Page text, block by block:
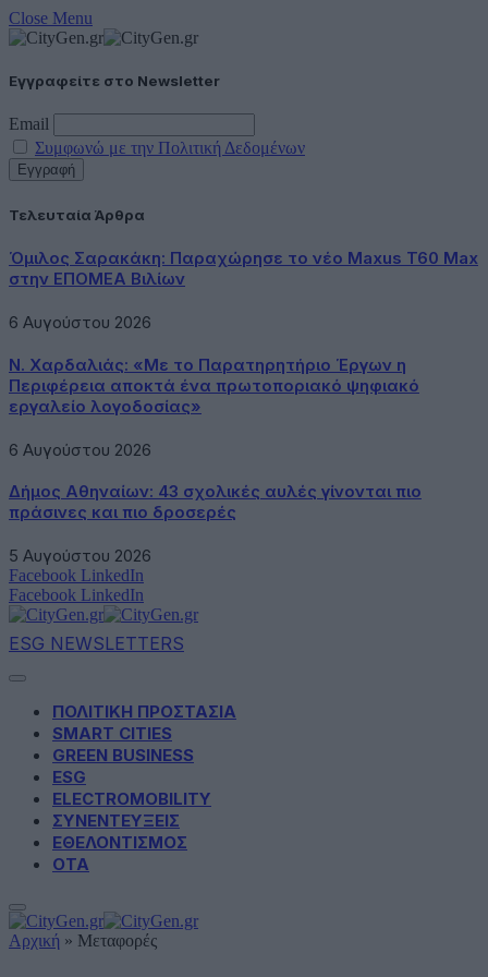
Close Menu
Εγγραφείτε στο Newsletter
Email
Συμφωνώ με την Πολιτική Δεδομένων
Τελευταία Άρθρα
Όμιλος Σαρακάκη: Παραχώρησε το νέο Maxus T60 Max
στην ΕΠΟΜΕΑ Βιλίων
6 Αυγούστου 2026
Ν. Χαρδαλιάς: «Με το Παρατηρητήριο Έργων η
Περιφέρεια αποκτά ένα πρωτοποριακό ψηφιακό
εργαλείο λογοδοσίας»
6 Αυγούστου 2026
Δήμος Αθηναίων: 43 σχολικές αυλές γίνονται πιο
πράσινες και πιο δροσερές
5 Αυγούστου 2026
Facebook LinkedIn
Facebook LinkedIn
ESG NEWSLETTERS
ΠΟΛΙΤΙΚΗ ΠΡΟΣΤΑΣΙΑ
SMART CITIES
GREEN BUSINESS
ESG
ELECTROMOBILITY
ΣΥΝΕΝΤΕΥΞΕΙΣ
ΕΘΕΛΟΝΤΙΣΜΟΣ
ΟΤΑ
Αρχική » Μεταφορές